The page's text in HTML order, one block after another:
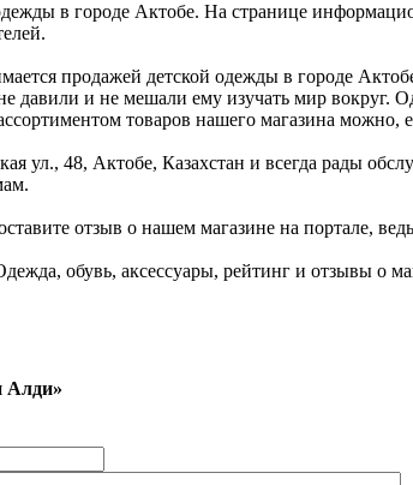
в городе Актобе. На странице
продажей детской одежды в городе
давили и не мешали ему изучать мир вокруг.
товаров нашего магазина
ул., 48, Актобе, Казахстан и всегда рады
отзыв о нашем магазине на портале,
обувь, аксессуары, рейтинг и отзывы о
Алди»